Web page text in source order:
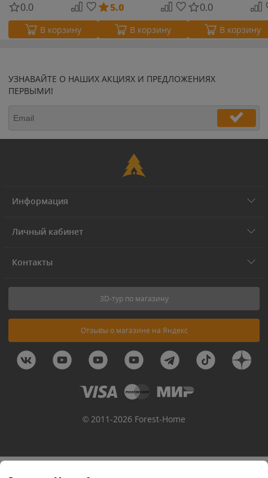
0.0
В корзину
5.0
В корзину
0.0
В корзину
УЗНАВАЙТЕ О НАШИХ АКЦИЯХ И ПРЕДЛОЖЕНИЯХ
ПЕРВЫМИ!
Информация
Личный кабинет
Контакты
3D-тур по магазину
Отзывы о магазине на Яндекс
© 2011-2026 Forest-Home